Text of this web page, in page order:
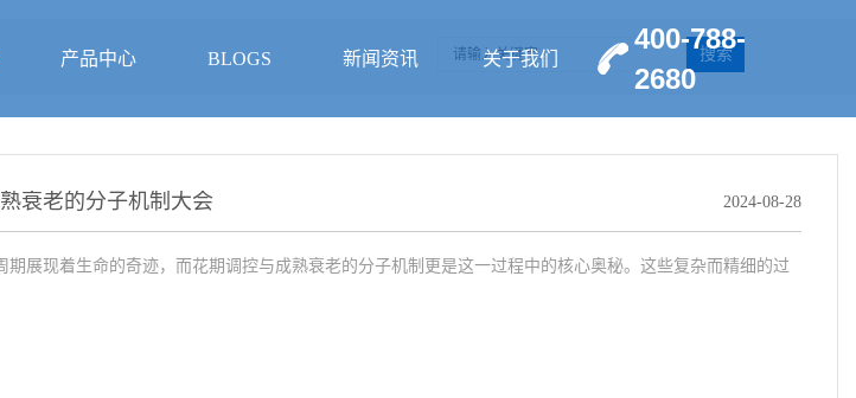
产品中心 BLOGS 新闻资讯 关于我们
400-788-
2680
搜索
衰老的分子机制大会 2024-08-28
期展现着生命的奇迹，而花期调控与成熟衰老的分子机制更是这一过程中的核心奥秘。这些复杂而精细的过